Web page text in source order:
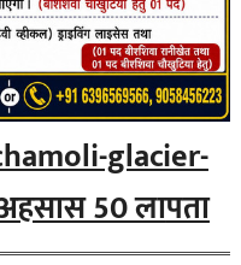
glacier-
50 लापता